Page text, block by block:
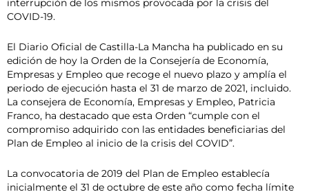
interrupción de los mismos provocada por la crisis del
COVID-19.
El Diario Oficial de Castilla-La Mancha ha publicado en su
edición de hoy la Orden de la Consejería de Economía,
Empresas y Empleo que recoge el nuevo plazo y amplía el
periodo de ejecución hasta el 31 de marzo de 2021, incluido.
La consejera de Economía, Empresas y Empleo, Patricia
Franco, ha destacado que esta Orden “cumple con el
compromiso adquirido con las entidades beneficiarias del
Plan de Empleo al inicio de la crisis del COVID”.
La convocatoria de 2019 del Plan de Empleo establecía
inicialmente el 31 de octubre de este año como fecha límite